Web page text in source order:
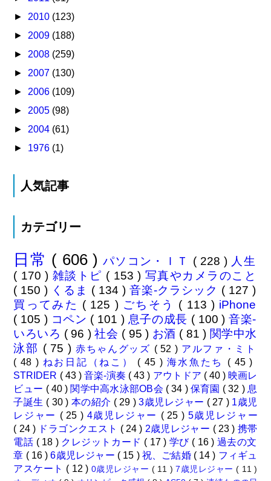
► 2010 (123)
► 2009 (188)
► 2008 (259)
► 2007 (130)
► 2006 (109)
► 2005 (98)
► 2004 (61)
► 1976 (1)
人気記事
カテゴリー
日常 ( 606 )パソコン・ＩＴ ( 228 ) 人生
( 170 ) 雑談トピ ( 153 ) 写真やカメラのこと
( 150 ) くるま ( 134 ) 音楽-クラシック ( 127 )
買ってみた ( 125 ) ごちそう ( 113 ) iPhone
( 105 ) コペン ( 101 ) 息子の成長 ( 100 )音楽-
いろいろ ( 96 )社会 ( 95 ) お酒 ( 81 ) 関学中水
泳部 ( 75 ) 赤ちゃんグッズ ( 52 ) アルファ・ミト
( 48 ) ねお日記（ねこ） ( 45 ) 海水魚たち ( 45 )
STRIDER ( 43 ) 音楽-演奏 ( 43 ) アウトドア ( 40 ) 映画レ
ビュー ( 40 ) 関学中高水泳部OB会 ( 34 ) 保育園 ( 32 ) 息
子誕生 ( 30 ) 本の紹介 ( 29 )3歳児レジャー ( 27 ) 1歳児
レジャー ( 25 ) 4歳児レジャー ( 25 ) 5歳児レジャー
( 24 ) ドラゴンクエスト ( 24 ) 2歳児レジャー ( 23 ) 携帯
電話 ( 18 ) クレジットカード ( 17 ) 学び ( 16 ) 過去の文
章 ( 16 )6歳児レジャー ( 15 ) 祝、ご結婚 ( 14 ) フィギュ
アスケート ( 12 ) 0歳児レジャー ( 11 )7歳児レジャー( 11 )